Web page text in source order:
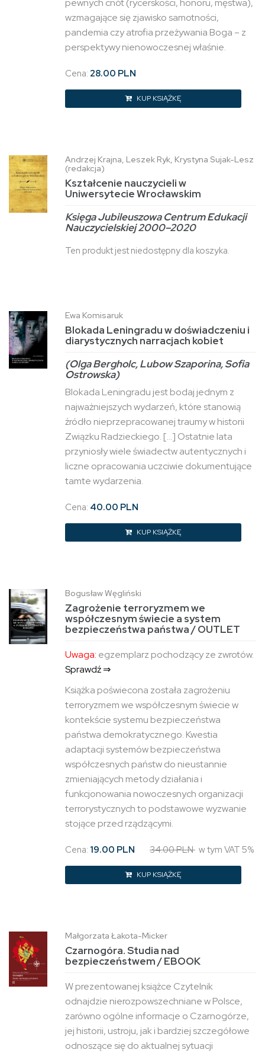
pewnych cnót (rycerskości, honoru, męstwa),
wzmagające się zjawisko samotności,
pandemia czy atrofia przeżywania Boga – z
perspektywy nienowoczesnej właśnie.
Cena: 28.00 PLN
KUP KSIĄŻKĘ
Andrzej Krajna, Leszek Ryk, Krystyna Sujak-Lesz
(redakcja)
Kształcenie nauczycieli w
Uniwersytecie Wrocławskim
Księga Jubileuszowa Centrum Edukacji
Nauczycielskiej 2000–2020
Ten produkt jest niedostępny dla koszyka.
Ewa Komisaruk
Blokada Leningradu w doświadczeniu i
diarystycznych narracjach kobiet
(Olga Bergholc, Lubow Szaporina, Sofia
Ostrowska)
Blokada Leningradu jest bodaj jednym z
najważniejszych wydarzeń, które stanowią
źródło nieprzepracowanej traumy w historii
Związku Radzieckiego. […] Ostatnie lata
przyniosły wiele świadectw autentycznych i
liczne opracowania uczciwie dokumentujące
tamte wydarzenia.
Cena: 40.00 PLN
KUP KSIĄŻKĘ
Bogusław Węgliński
Zagrożenie terroryzmem we
współczesnym świecie a system
bezpieczeństwa państwa / OUTLET
Uwaga: egzemplarz pochodzący ze zwrotów.
Sprawdź ⇒
Książka poświecona została zagrożeniu
terroryzmem we współczesnym świecie w
kontekście systemu bezpieczeństwa
państwa demokratycznego. Kwestia
adaptacji systemów bezpieczeństwa
współczesnych państw do nieustannie
zmieniających metody działania i
funkcjonowania nowoczesnych organizacji
terrorystycznych to podstawowe wyzwanie
stojące przed rządzącymi.
Cena: 19.00 PLN 34.00 PLN w tym VAT 5%
KUP KSIĄŻKĘ
Małgorzata Łakota-Micker
Czarnogóra. Studia nad
bezpieczeństwem / EBOOK
W prezentowanej książce Czytelnik
odnajdzie nierozpowszechniane w Polsce,
zarówno ogólne informacje o Czarnogórze,
jej historii, ustroju, jak i bardziej szczegółowe
odnoszące się do aktualnej sytuacji